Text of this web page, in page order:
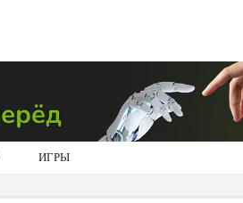
ИГРЫ